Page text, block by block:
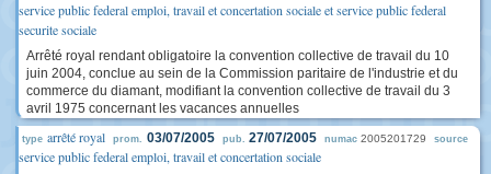
service public federal emploi, travail et concertation sociale et service public federal
securite sociale
Arrêté royal rendant obligatoire la convention collective de travail du 10
juin 2004, conclue au sein de la Commission paritaire de l'industrie et du
commerce du diamant, modifiant la convention collective de travail du 3
avril 1975 concernant les vacances annuelles
type arrêté royal prom. 03/07/2005 pub. 27/07/2005 numac 2005201729 source
service public federal emploi, travail et concertation sociale